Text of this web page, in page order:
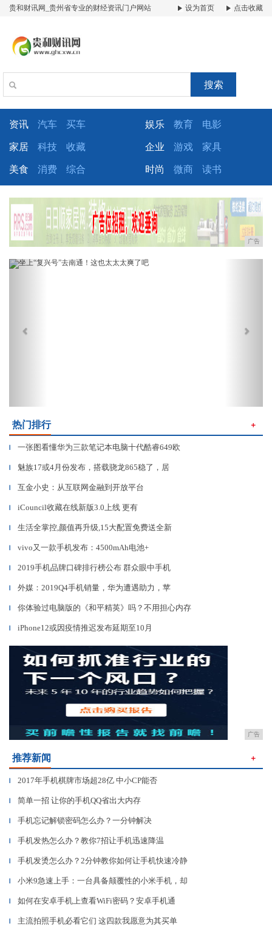
贵和财讯网_贵州省专业的财经资讯门户网站 设为首页 点击收藏
搜索
资讯 汽车 买车 娱乐 教育 电影
家居 科技 收藏 企业 游戏 家具
美食 消费 综合 时尚 微商 读书
广告
Previous
热门排行 ＋
▎ 一张图看懂华为三款笔记本电脑十代酷睿649欧
▎ 魅族17或4月份发布，搭载骁龙865稳了，居
▎ 互金小史：从互联网金融到开放平台
▎ iCouncil收藏在线新版3.0上线 更有
▎ 生活全掌控,颜值再升级,15大配置免费送全新
▎ vivo又一款手机发布：4500mAh电池+
▎ 2019手机品牌口碑排行榜公布 群众眼中手机
▎ 外媒：2019Q4手机销量，华为遭遇助力，苹
▎ 你体验过电脑版的《和平精英》吗？不用担心内存
▎ iPhone12或因疫情推迟发布延期至10月
广告
推荐新闻 ＋
▎ 2017年手机棋牌市场超28亿 中小CP能否
▎ 简单一招 让你的手机QQ省出大内存
▎ 手机忘记解锁密码怎么办？一分钟解决
▎ 手机发热怎么办？教你7招让手机迅速降温
▎ 手机发烫怎么办？2分钟教你如何让手机快速冷静
▎ 小米9急速上手：一台具备颠覆性的小米手机，却
▎ 如何在安卓手机上查看WiFi密码？安卓手机通
▎ 主流拍照手机必看它们 这四款我愿意为其买单